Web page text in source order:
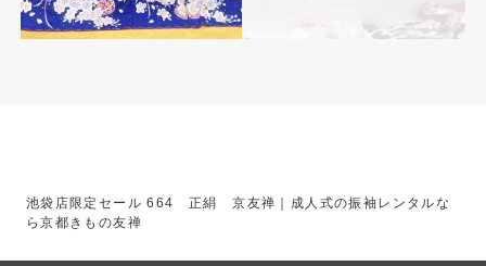
池袋店限定セール 664 正絹 京友禅｜成人式の振袖レンタルな
ら京都きもの友禅